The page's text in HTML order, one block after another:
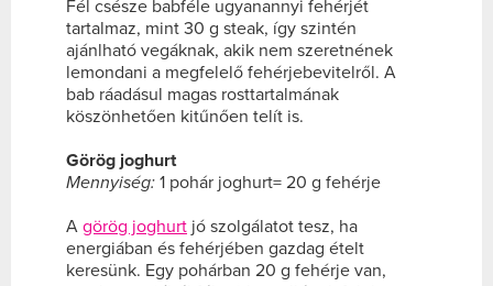
Fél csésze babféle ugyanannyi fehérjét
tartalmaz, mint 30 g steak, így szintén
ajánlható vegáknak, akik nem szeretnének
lemondani a megfelelő fehérjebevitelről. A
bab ráadásul magas rosttartalmának
köszönhetően kitűnően telít is.
Görög joghurt
Mennyiség: 1 pohár joghurt= 20 g fehérje
A görög joghurt jó szolgálatot tesz, ha
energiában és fehérjében gazdag ételt
keresünk. Egy pohárban 20 g fehérje van,